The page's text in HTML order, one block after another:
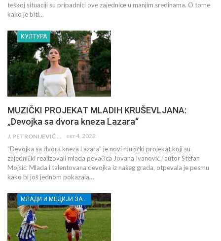
teškoj situaciji su pripadnici ove zajednice u manjim sredinama. O tome
kako je biti…
КУЛТУРА
MUZIČKI PROJEKAT MLADIH KRUŠEVLJANA:
„Devojka sa dvora kneza Lazara“
J. PETRONIJEVIĆ окт 4, 2022
"Devojka sa dvora kneza Lazara" je novi muzički projekat koji su
zajednički realizovali mlada pevačica Jovana Ivanović i autor Stefan
Mojsić. Mlada i talentovana devojka iz našeg grada, otpevala je pesmu
kako bi još jednom pokazala…
МЛАДИ И МЕДИЈИ ЗА ДЕМОКРАТСКИ РАЗВОЈ